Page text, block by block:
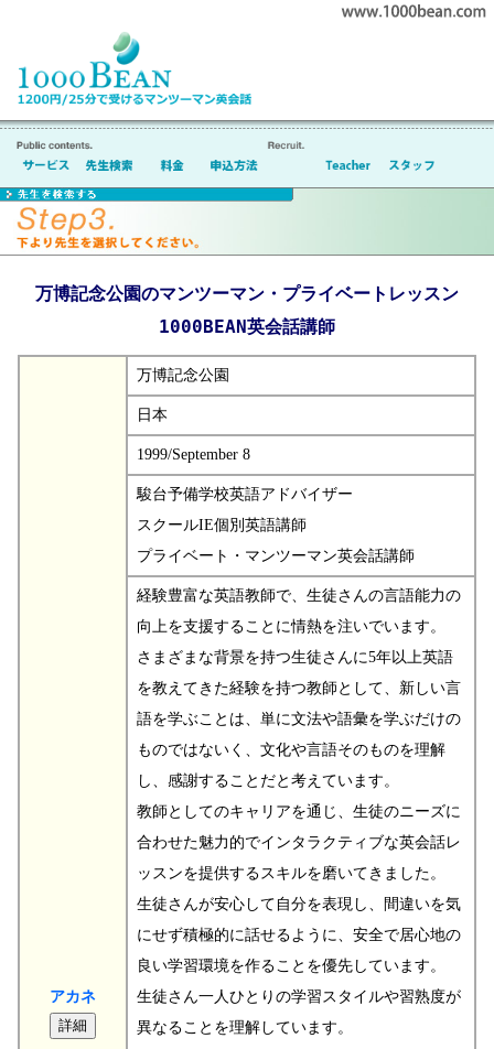
万博記念公園のマンツーマン・プライベートレッスン
1000BEAN英会話講師
アカネ
万博記念公園
日本
1999/September 8
駿台予備学校英語アドバイザー
スクールIE個別英語講師
プライベート・マンツーマン英会話講師
経験豊富な英語教師で、生徒さんの言語能力の
向上を支援することに情熱を注いでいます。
さまざまな背景を持つ生徒さんに5年以上英語
を教えてきた経験を持つ教師として、新しい言
語を学ぶことは、単に文法や語彙を学ぶだけの
ものではないく、文化や言語そのものを理解
し、感謝することだと考えています。
教師としてのキャリアを通じ、生徒のニーズに
合わせた魅力的でインタラクティブな英会話レ
ッスンを提供するスキルを磨いてきました。
生徒さんが安心して自分を表現し、間違いを気
にせず積極的に話せるように、安全で居心地の
良い学習環境を作ることを優先しています。
生徒さん一人ひとりの学習スタイルや習熟度が
異なることを理解しています。